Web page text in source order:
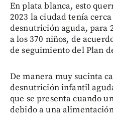
En plata blanca, esto
2023 la ciudad tenía
desnutrición aguda, para
a los 370 niños, de
de seguimiento del Plan
De manera muy sucinta
desnutrición infantil
que se presenta cuando
debido a una